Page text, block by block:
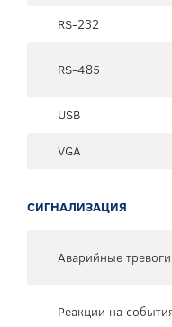
RS-232
RS-485
USB
VGA
СИГНАЛИЗАЦИЯ
Аварийные тревоги
Реакции на